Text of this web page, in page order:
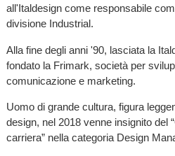
all'Italdesign come responsabile
divisione Industrial.
Alla fine degli anni '90, lasciata la
fondato la Frimark, società per
comunicazione e marketing.
Uomo di grande cultura, figura
design, nel 2018 venne insignito del
carriera” nella categoria Design